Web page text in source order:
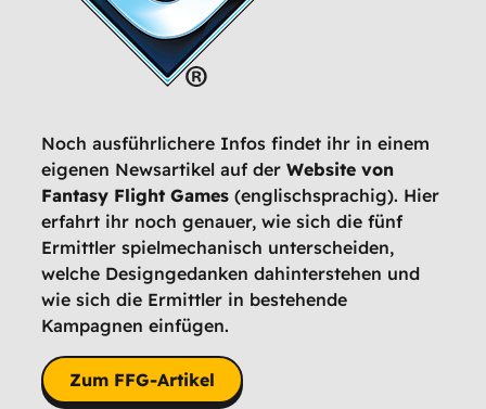
Noch ausführlichere Infos findet ihr in einem
eigenen Newsartikel auf derWebsite von
Fantasy Flight Games (englischsprachig). Hier
erfahrt ihr noch genauer, wie sich die fünf
Ermittler spielmechanisch unterscheiden,
welche Designgedanken dahinterstehen und
wie sich die Ermittler in bestehende
Kampagnen einfügen.
Zum FFG-Artikel